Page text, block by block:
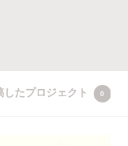
したプロジェクト 0